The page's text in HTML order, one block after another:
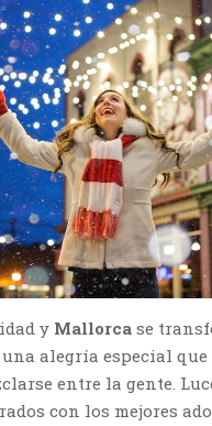
y Mallorca se
alegría especial
entre la gente.
con los mejores